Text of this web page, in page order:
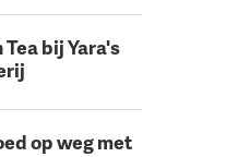
bij Yara's
op weg met